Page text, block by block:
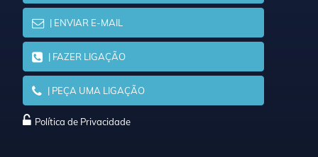
| ENVIAR E-MAIL
| FAZER LIGAÇÃO
| PEÇA UMA LIGAÇÃO
Política de Privacidade